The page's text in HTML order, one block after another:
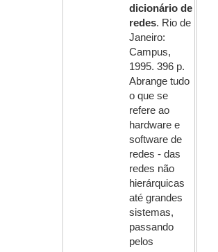
dicionário de
redes. Rio de
Janeiro:
Campus,
1995. 396 p.
Abrange tudo
o que se
refere ao
hardware e
software de
redes - das
redes não
hierárquicas
até grandes
sistemas,
passando
pelos